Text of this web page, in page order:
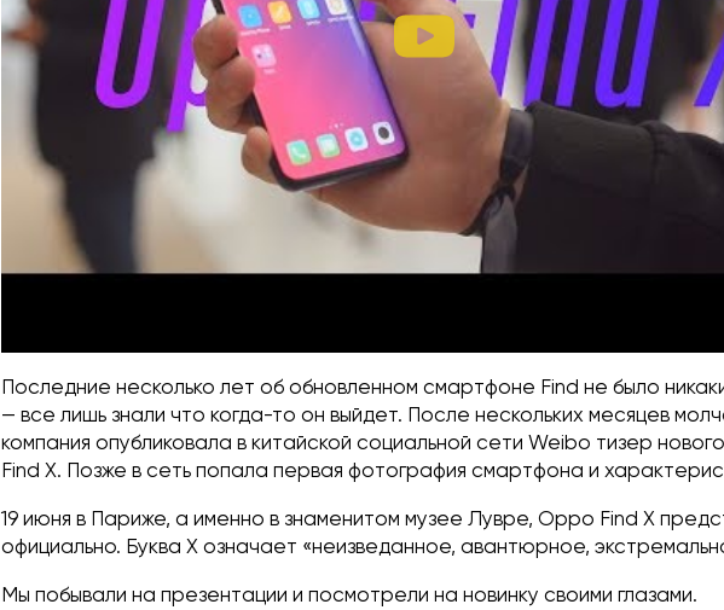
Последние несколько лет об обновленном смартфоне Find не было
— все лишь знали что когда-то он выйдет. После нескольких месяцев
компания опубликовала в китайской социальной сети Weibo тизер
Find X. Позже в сеть попала первая фотография смартфона и
19 июня в Париже, а именно в знаменитом музее Лувре, Oppo Find X
официально. Буква X означает «неизведанное, авантюрное,
Мы побывали на презентации и посмотрели на новинку своими глазами.